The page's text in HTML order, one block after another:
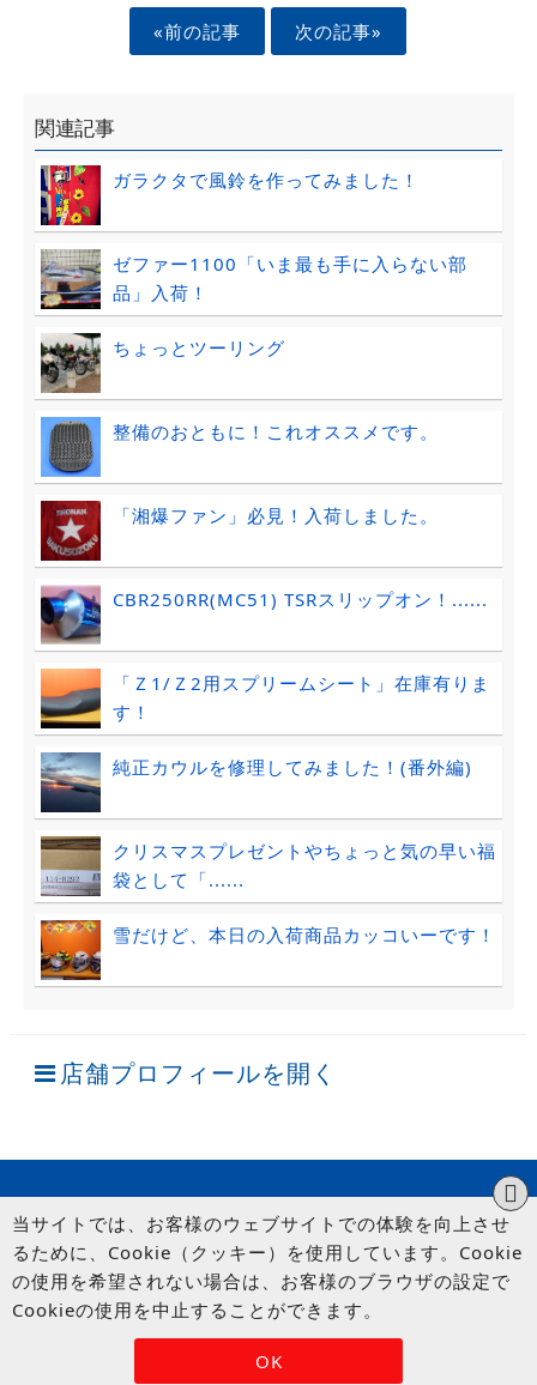
«前の記事 次の記事»
関連記事
ガラクタで風鈴を作ってみました！
ゼファー1100「いま最も手に入らない部
品」入荷！
ちょっとツーリング
整備のおともに！これオススメです。
「湘爆ファン」必見！入荷しました。
CBR250RR(MC51) TSRスリップオン！......
「Ｚ1/Ｚ2用スプリームシート」在庫有りま
す！
純正カウルを修理してみました！(番外編)
クリスマスプレゼントやちょっと気の早い福
袋として「......
雪だけど、本日の入荷商品カッコいーです！
店舗プロフィールを開く
© UP GARAGE GROUP Co., Ltd.
OK
当サイトでは、お客様のウェブサイトでの体験を向上させ
るために、Cookie（クッキー）を使用しています。Cookie
の使用を希望されない場合は、お客様のブラウザの設定で
Cookieの使用を中止することができます。